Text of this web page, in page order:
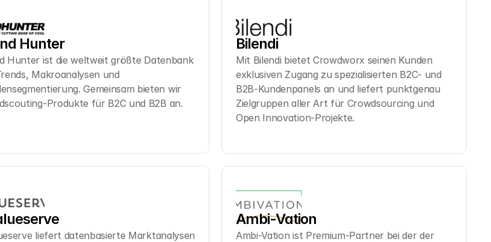
Hunter
Hunter ist die weltweit größte Datenbank
Makroanalysen und
Gemeinsam bieten wir
Produkte für B2C und B2B an.
Bilendi
Mit Bilendi bietet Crowdworx seinen Kunden
exklusiven Zugang zu spezialisierten B2C- und
B2B-Kundenpanels an und liefert punktgenau
Zielgruppen aller Art für Crowdsourcing und
Open Innovation-Projekte.
liefert datenbasierte Marktanalysen
Ambi-Vation
Ambi-Vation ist Premium-Partner bei der der